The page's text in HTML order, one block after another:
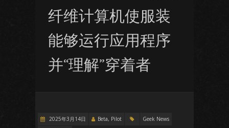
纤维计算机使服装
能够运行应用程序
并“理解”穿着者
2025年3月14日 Beta, Pilot
Geek News